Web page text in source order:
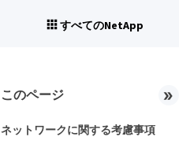
すべてのNetApp
このページ
ネットワークに関する考慮事項